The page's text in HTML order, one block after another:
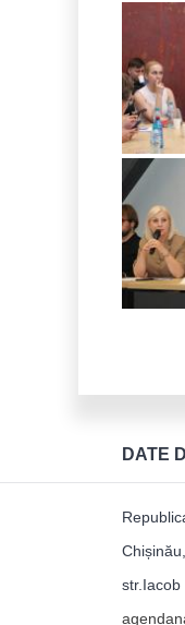
DATE
str.Iacob